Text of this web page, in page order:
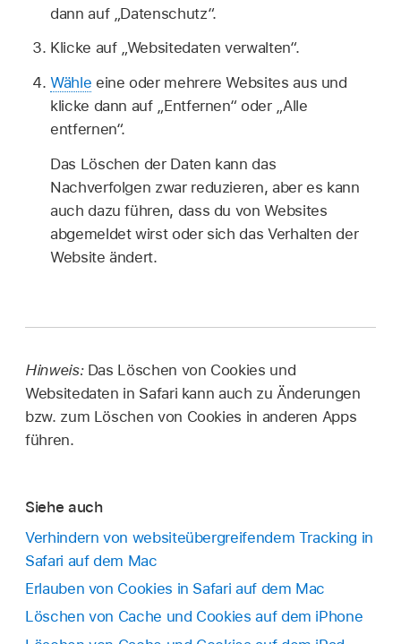
dann auf „Datenschutz“.
Klicke auf „Websitedaten verwalten“.
Wähle eine oder mehrere Websites aus und
klicke dann auf „Entfernen“ oder „Alle
entfernen“.
Das Löschen der Daten kann das
Nachverfolgen zwar reduzieren, aber es kann
auch dazu führen, dass du von Websites
abgemeldet wirst oder sich das Verhalten der
Website ändert.
Hinweis: Das Löschen von Cookies und
Websitedaten in Safari kann auch zu Änderungen
bzw. zum Löschen von Cookies in anderen Apps
führen.
Siehe auch
Verhindern von websiteübergreifendem Tracking in
Safari auf dem Mac
Erlauben von Cookies in Safari auf dem Mac
Löschen von Cache und Cookies auf dem iPhone